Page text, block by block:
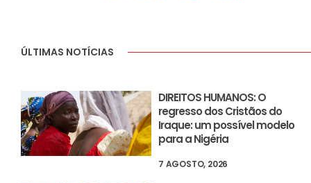
ÚLTIMAS NOTÍCIAS
DIREITOS HUMANOS: O
regresso dos Cristãos do
Iraque: um possível modelo
para a Nigéria
7 AGOSTO, 2026